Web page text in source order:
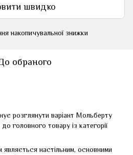
швидко
накопичувальної знижки
обраного
розглянути варіант Мольберту
головного товару із категорії
настільним, основними